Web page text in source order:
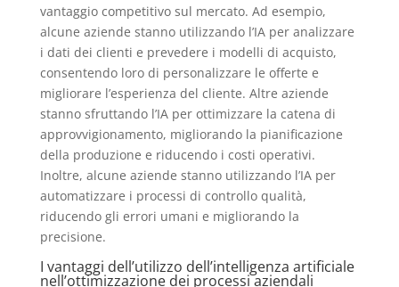
vantaggio competitivo sul mercato. Ad esempio,
alcune aziende stanno utilizzando l’IA per analizzare
i dati dei clienti e prevedere i modelli di acquisto,
consentendo loro di personalizzare le offerte e
migliorare l’esperienza del cliente. Altre aziende
stanno sfruttando l’IA per ottimizzare la catena di
approvvigionamento, migliorando la pianificazione
della produzione e riducendo i costi operativi.
Inoltre, alcune aziende stanno utilizzando l’IA per
automatizzare i processi di controllo qualità,
riducendo gli errori umani e migliorando la
precisione.
I vantaggi dell’utilizzo dell’intelligenza artificiale
nell’ottimizzazione dei processi aziendali